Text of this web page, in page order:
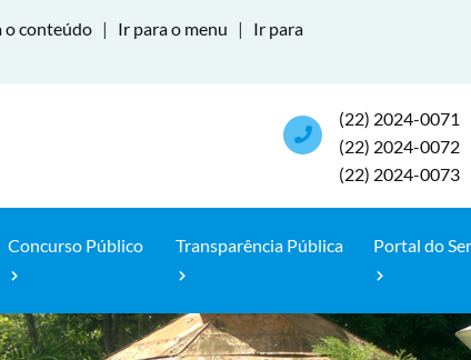
o conteúdo | Ir para o menu |
Ir para
(22) 2024-0071
(22) 2024-0072
(22) 2024-0073
Concurso Público Transparência Pública Portal do